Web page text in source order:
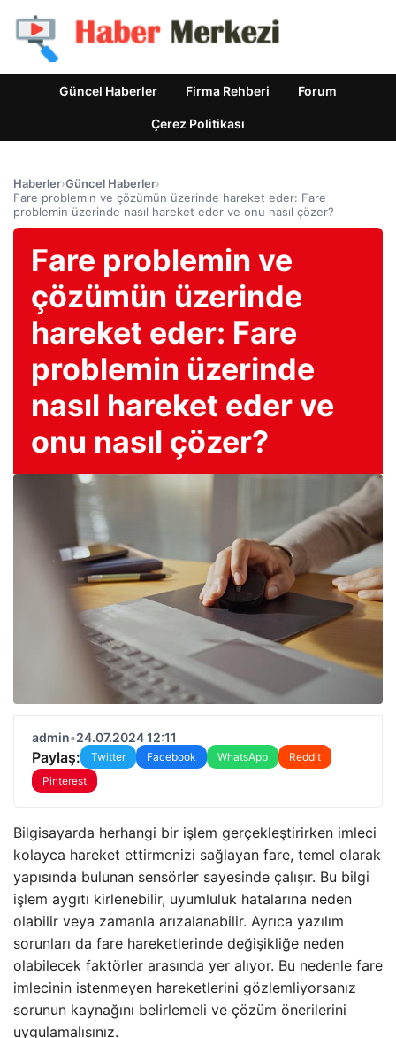
Güncel Haberler Firma Rehberi Forum
Çerez Politikası
Haberler›Güncel Haberler›
Fare problemin ve çözümün üzerinde hareket eder: Fare
problemin üzerinde nasıl hareket eder ve onu nasıl çözer?
Fare problemin ve
çözümün üzerinde
hareket eder: Fare
problemin üzerinde
nasıl hareket eder ve
onu nasıl çözer?
admin•24.07.2024 12:11
Paylaş: Twitter Facebook WhatsApp
Reddit
Pinterest
Bilgisayarda herhangi bir işlem gerçekleştirirken imleci
kolayca hareket ettirmenizi sağlayan fare, temel olarak
yapısında bulunan sensörler sayesinde çalışır. Bu bilgi
işlem aygıtı kirlenebilir, uyumluluk hatalarına neden
olabilir veya zamanla arızalanabilir. Ayrıca yazılım
sorunları da fare hareketlerinde değişikliğe neden
olabilecek faktörler arasında yer alıyor. Bu nedenle fare
imlecinin istenmeyen hareketlerini gözlemliyorsanız
sorunun kaynağını belirlemeli ve çözüm önerilerini
uygulamalısınız.